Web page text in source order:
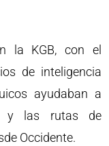
la KGB, con el
de inteligencia
ayudaban a
y las rutas de
Occidente.